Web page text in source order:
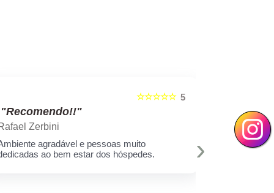
5
☆☆☆☆☆
"Recomendo!!"
Zerbini
agradável e pessoas muito
ao bem estar dos hóspedes.
Swellen
A melhor
›